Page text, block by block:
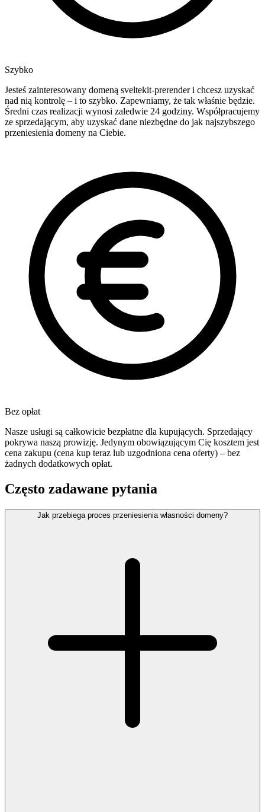
Szybko
Jesteś zainteresowany domeną sveltekit-prerender i chcesz uzyskać
nad nią kontrolę – i to szybko. Zapewniamy, że tak właśnie będzie.
Średni czas realizacji wynosi zaledwie 24 godziny. Współpracujemy
ze sprzedającym, aby uzyskać dane niezbędne do jak najszybszego
przeniesienia domeny na Ciebie.
Bez opłat
Nasze usługi są całkowicie bezpłatne dla kupujących. Sprzedający
pokrywa naszą prowizję. Jedynym obowiązującym Cię kosztem jest
cena zakupu (cena kup teraz lub uzgodniona cena oferty) – bez
żadnych dodatkowych opłat.
Często zadawane pytania
Jak przebiega proces przeniesienia własności domeny?